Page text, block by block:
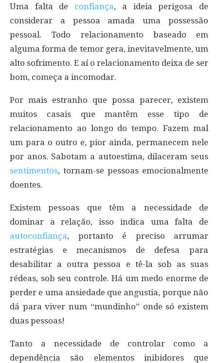
Uma falta de confiança, a ideia perigosa de
considerar a pessoa amada uma possessão
pessoal. Todo relacionamento baseado em
alguma forma de temor gera, inevitavelmente, um
alto sofrimento. E aí o relacionamento deixa de ser
bom, começa a incomodar.
Por mais estranho que possa parecer, existem
muitos casais que mantêm esse tipo de
relacionamento ao longo do tempo. Fazem mal
um para o outro e, pior ainda, permanecem nele
por anos. Sabotam a autoestima, dilaceram seus
sentimentos, tornam-se pessoas emocionalmente
doentes.
Existem pessoas que têm a necessidade de
dominar a relação, isso indica uma falta de
autoconfiança, portanto é preciso arrumar
estratégias e mecanismos de defesa para
desabilitar a outra pessoa e tê-la sob as suas
rédeas, sob seu controle. Há um medo enorme de
perder e uma ansiedade que angustia, porque não
dá para viver num “mundinho” onde só existem
duas pessoas!
Tanto a necessidade de controlar como a
dependência são elementos inibidores que